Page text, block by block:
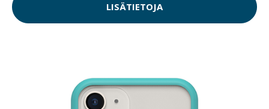
LISÄTIETOJA